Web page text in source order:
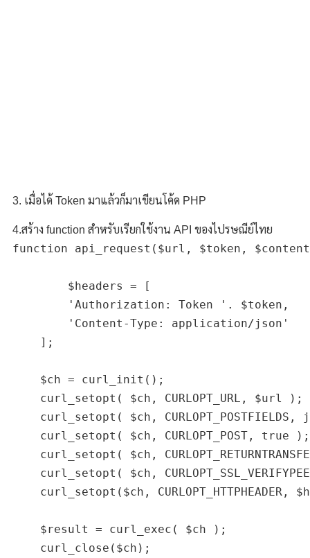
3. เมื่อได้ Token มาแล้วก็มาเขียนโค้ด PHP
4.สร้าง function สำหรับเรียกใช้งาน API ของไปรษณีย์ไทย
function api_request($url, $token,
        'Authorization: Token '. $token,
        'Content-Type: application/json'
    ];
    $ch = curl_init();
    curl_setopt( $ch, CURLOPT_URL, $url );
curl_setopt( $ch, CURLOPT_POSTFIELDS,
    curl_setopt( $ch, CURLOPT_POST, true );
curl_setopt( $ch,
curl_setopt( $ch,
curl_setopt($ch, CURLOPT_HTTPHEADER,
    $result = curl_exec( $ch );
    curl_close($ch);